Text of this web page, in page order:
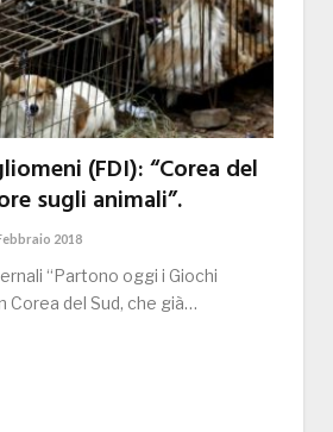
(FDI): “Corea del
sugli animali”.
2018
“Partono oggi i Giochi
Corea del Sud, che già…